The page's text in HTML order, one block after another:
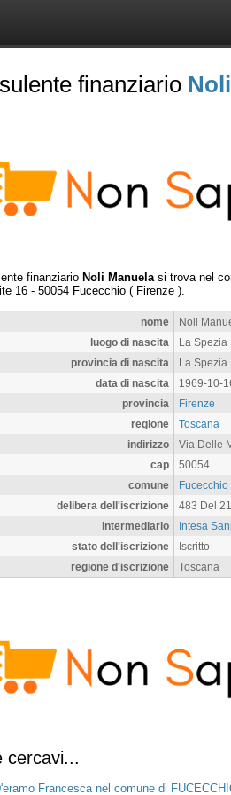
finanziario
finanziario Noli Manuela si trova nel
16 - 50054 Fucecchio ( Firenze ).
nome
Noli
luogo di nascita
La Spezia
provincia di nascita
La Spezia
data di nascita
1969-10-
provincia
Firenze
regione
Toscana
indirizzo
Via Delle
cap
50054
comune
Fucecchio
delibera dell'iscrizione
483 Del
intermediario
Intesa
stato dell'iscrizione
Iscritto
regione d'iscrizione
Toscana
cercavi...
Francesca nel comune di